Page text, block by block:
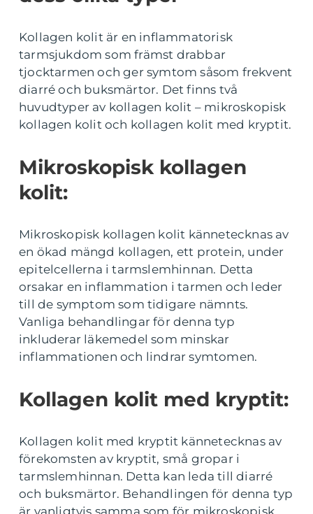
Kollagen kolit är en inflammatorisk
tarmsjukdom som främst drabbar
tjocktarmen och ger symtom såsom frekvent
diarré och buksmärtor. Det finns två
huvudtyper av kollagen kolit – mikroskopisk
kollagen kolit och kollagen kolit med kryptit.
Mikroskopisk kollagen
kolit:
Mikroskopisk kollagen kolit kännetecknas av
en ökad mängd kollagen, ett protein, under
epitelcellerna i tarmslemhinnan. Detta
orsakar en inflammation i tarmen och leder
till de symptom som tidigare nämnts.
Vanliga behandlingar för denna typ
inkluderar läkemedel som minskar
inflammationen och lindrar symtomen.
Kollagen kolit med kryptit:
Kollagen kolit med kryptit kännetecknas av
förekomsten av kryptit, små gropar i
tarmslemhinnan. Detta kan leda till diarré
och buksmärtor. Behandlingen för denna typ